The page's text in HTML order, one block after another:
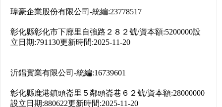
瑋豪企業股份有限公司 -統編:23778517
彰化縣彰化市下廍里自強路２８２號/資本額:5200000設
立日期:791130更新時間:2025-11-20
沂錩實業有限公司 -統編:16739601
彰化縣鹿港鎮頭崙里５鄰頭崙巷６２號/資本額:28000000
設立日期:880622更新時間:2025-11-20